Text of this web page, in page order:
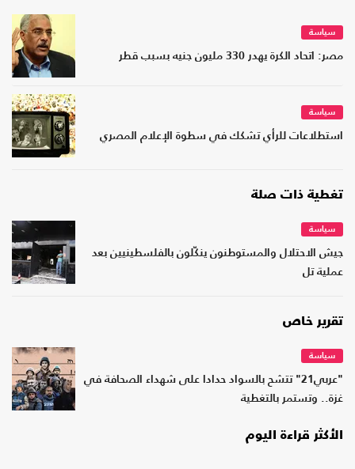
سياسة
مصر: اتحاد الكرة يهدر 330 مليون جنيه بسبب قطر
سياسة
استطلاعات للرأي تشكك في سطوة الإعلام المصري
تغطية ذات صلة
سياسة
جيش الاحتلال والمستوطنون ينكّلون بالفلسطينيين بعد
عملية تل
تقرير خاص
سياسة
"عربي21" تتشح بالسواد حدادا على شهداء الصحافة في
غزة.. وتستمر بالتغطية
الأكثر قراءة اليوم